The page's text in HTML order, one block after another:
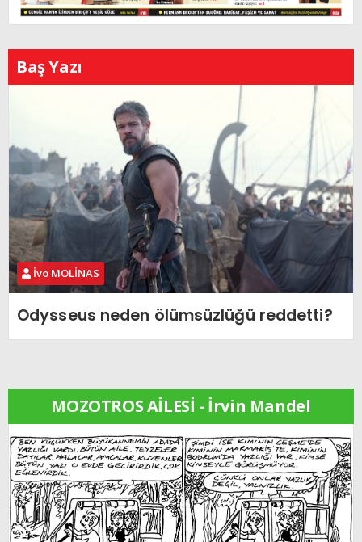
Baş Yazı
İvo MOLİNAS
Odysseus neden ölümsüzlüğü reddetti?
MOZOTROS AİLESİ - İrvin Mandel